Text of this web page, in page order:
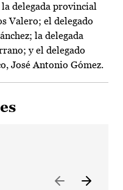
delegada provincial
Valero; el delegado
la delegada
y el delegado
José Antonio Gómez.